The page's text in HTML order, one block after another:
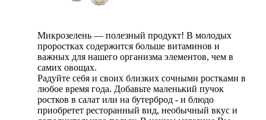
Микрозелень — полезный продукт! В молодых
проростках содержится больше витаминов и
важных для нашего организма элементов, чем в
самих овощах.
Радуйте себя и своих близких сочными ростками в
любое время года. Добавьте маленький пучок
ростков в салат или на бутерброд - и блюдо
приобретет ресторанный вид, необычный вкус и